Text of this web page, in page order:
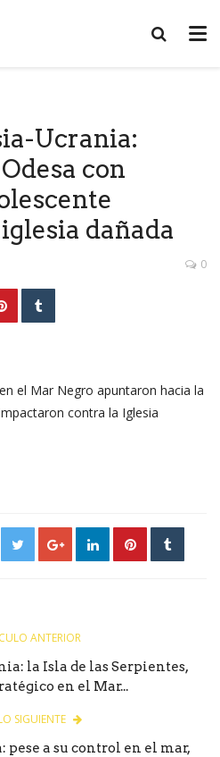
Ucrania:
con
dañada
0
el Mar Negro apuntaron hacia la
contra la Iglesia
ANTERIOR
la Isla de las Serpientes,
en el Mar...
SIGUIENTE
pese a su control en el mar,